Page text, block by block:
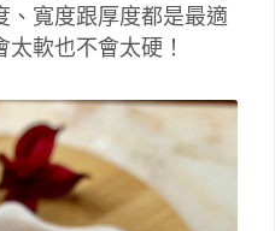
、寬度跟厚度都是最適
軟也不會太硬！